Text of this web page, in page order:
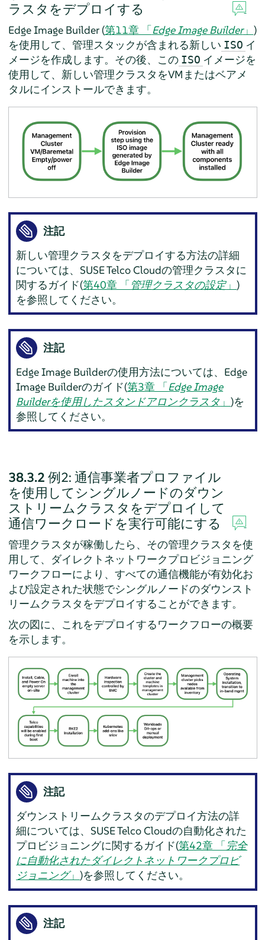
ラスタをデプロイする
Edge Image Builder (第11章 「Edge Image Builder」 )
を使用して、管理スタックが含まれる新しい ISO イ
メージを作成します。その後、この ISO イメージを
使用して、新しい管理クラスタをVMまたはベアメ
タルにインストールできます。
注記
新しい管理クラスタをデプロイする方法の詳細
については、SUSE Telco Cloudの管理クラスタに
関するガイド(第40章 「管理クラスタの設定」)
を参照してください。
注記
Edge Image Builderの使用方法については、Edge
Image Builderのガイド(第3章 「Edge Image
Builderを使用したスタンドアロンクラスタ 」)を
参照してください。
38.3.2 例2: 通信事業者プロファイル
を使用してシングルノードのダウン
ストリームクラスタをデプロイして
通信ワークロードを実行可能にする
管理クラスタが稼働したら、その管理クラスタを使
用して、ダイレクトネットワークプロビジョニング
ワークフローにより、すべての通信機能が有効化お
よび設定された状態でシングルノードのダウンスト
リームクラスタをデプロイすることができます。
次の図に、これをデプロイするワークフローの概要
を示します。
注記
ダウンストリームクラスタのデプロイ方法の詳
細については、SUSE Telco Cloudの自動化された
プロビジョニングに関するガイド(第42章 「完全
に自動化されたダイレクトネットワークプロビ
ジョニング」)を参照してください。
注記